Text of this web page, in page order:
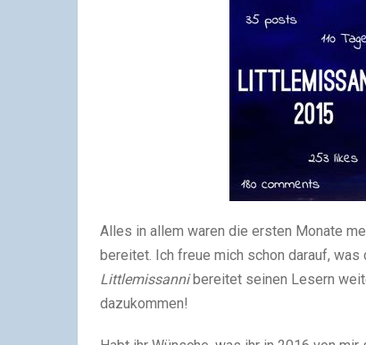
Alles in allem waren die ersten Monate
bereitet. Ich freue mich schon darauf,
Littlemissannibereitet seinen Lesern
dazukommen!